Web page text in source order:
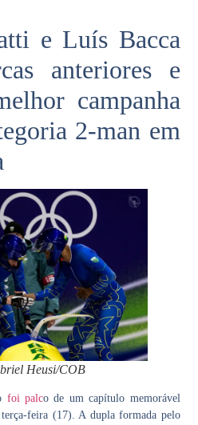
e Luís Bacca
anteriores e
campanha
2-man em
Heusi/COB
foi palco de um capítulo memorável
feira (17). A dupla formada pelo